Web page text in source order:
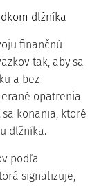
dlžníka
finančnú
tak, aby sa
a bez
opatrenia
konania, ktoré
dlžníka.
podľa
signalizuje,